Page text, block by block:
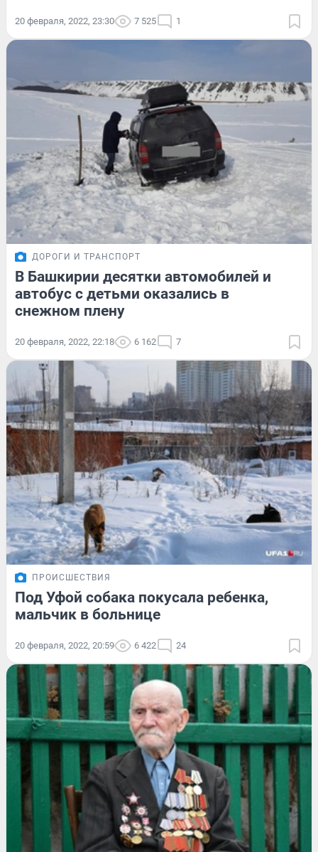
20 февраля, 2022, 23:30 7 525 1
ДОРОГИ И ТРАНСПОРТ
В Башкирии десятки автомобилей и
автобус с детьми оказались в
снежном плену
20 февраля, 2022, 22:18 6 162 7
ПРОИСШЕСТВИЯ
Под Уфой собака покусала ребенка,
мальчик в больнице
20 февраля, 2022, 20:59 6 422 24